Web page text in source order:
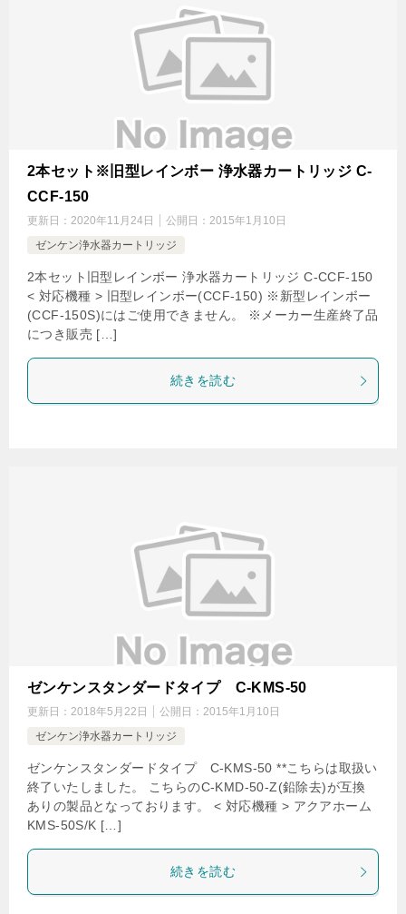
2本セット※旧型レインボー 浄水器カートリッジ C-
CCF-150
更新日： 2020年11月24日 公開日： 2015年1月10日
ゼンケン浄水器カートリッジ
2本セット旧型レインボー 浄水器カートリッジ C-CCF-150
< 対応機種 > 旧型レインボー(CCF-150) ※新型レインボー
(CCF-150S)にはご使用できません。 ※メーカー生産終了品
につき販売 […]
続きを読む
ゼンケンスタンダードタイプ C-KMS-50
更新日： 2018年5月22日 公開日： 2015年1月10日
ゼンケン浄水器カートリッジ
ゼンケンスタンダードタイプ C-KMS-50 **こちらは取扱い
終了いたしました。 こちらのC-KMD-50-Z(鉛除去)が互換
ありの製品となっております。 < 対応機種 > アクアホーム
KMS-50S/K […]
続きを読む